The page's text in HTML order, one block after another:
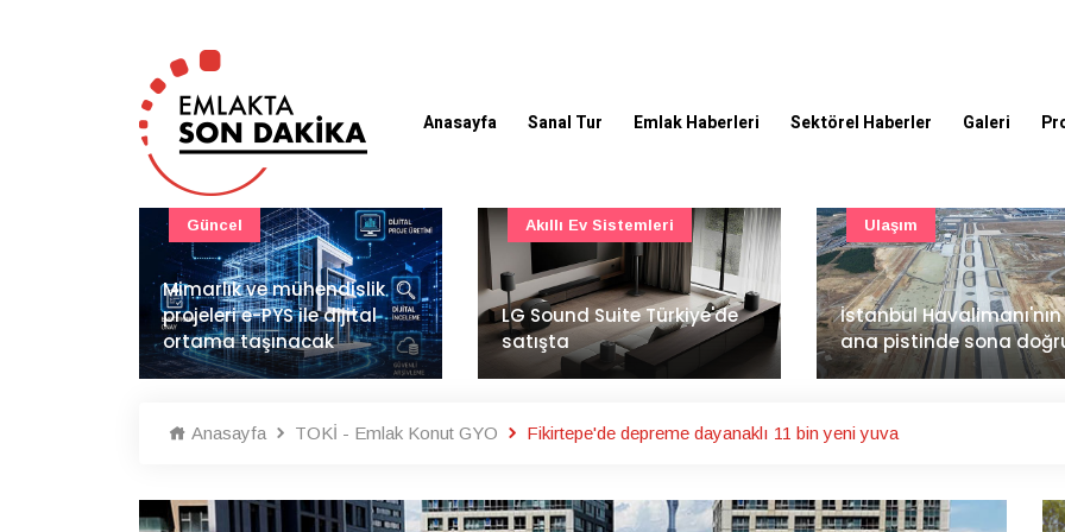
Anasayfa Sanal Tur Emlak Haberleri Sektörel Haberler Galeri
Mimarlık ve mühendislik
projeleri e-PYS ile dijital
ortama taşınacak
Güncel
LG Sound Suite Türkiye'de
satışta
Akıllı Ev Sistemleri
İstanbul Havalimanı'nın
ana pistinde sona
Ulaşım
Anasayfa TOKİ - Emlak Konut GYO Fikirtepe'de depreme dayanaklı 11 bin yeni yuva